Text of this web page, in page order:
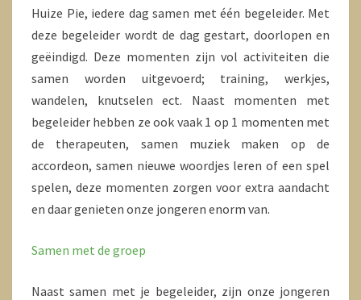
Huize Pie, iedere dag samen met één begeleider. Met
deze begeleider wordt de dag gestart, doorlopen en
geëindigd. Deze momenten zijn vol activiteiten die
samen worden uitgevoerd; training, werkjes,
wandelen, knutselen ect. Naast momenten met
begeleider hebben ze ook vaak 1 op 1 momenten met
de therapeuten, samen muziek maken op de
accordeon, samen nieuwe woordjes leren of een spel
spelen, deze momenten zorgen voor extra aandacht
en daar genieten onze jongeren enorm van.
Samen met de groep
Naast samen met je begeleider, zijn onze jongeren